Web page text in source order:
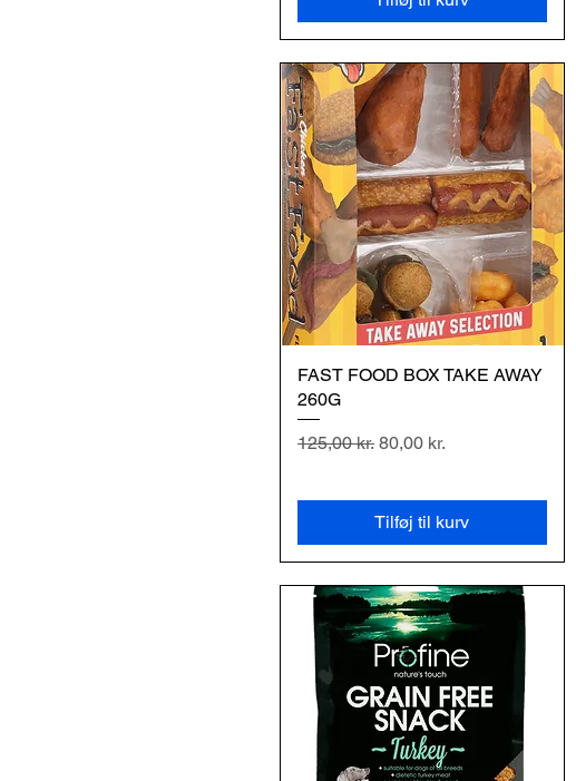
0
0
k
r
.
p
r
.
1
K
i
l
o
g
r
a
m
Hurtigvisning
FAST FOOD BOX TAKE AWAY
260G
Regulær pris
125,00 kr. Salgspris
80,00 kr.
Tilføj til kurv